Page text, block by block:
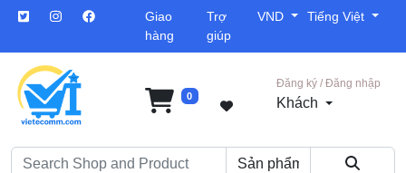
Giao
hàng
Trợ
giúp
VND Tiếng Việt
0
Đăng ký / Đăng nhập
Khách